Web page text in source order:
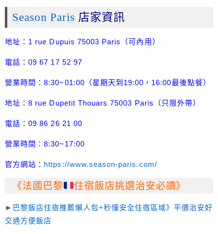
Season Paris 店家資訊
地址：1 rue Dupuis 75003 Paris（可內用）
電話：09 67 17 52 97
營業時間：8:30~01:00（星期天到19:00，16:00最後點餐）
地址：8 rue Dupetit Thouars 75003 Paris（只限外帶）
電話：09 86 26 21 00
營業時間：8:30~17:00
官方網站： https://www.season-paris.com/
《法國巴黎 住宿飯店挑選治安必讀》
► 巴黎飯店住宿推薦懶人包+秒懂安全住宿區域》平價治安好
交通方便飯店